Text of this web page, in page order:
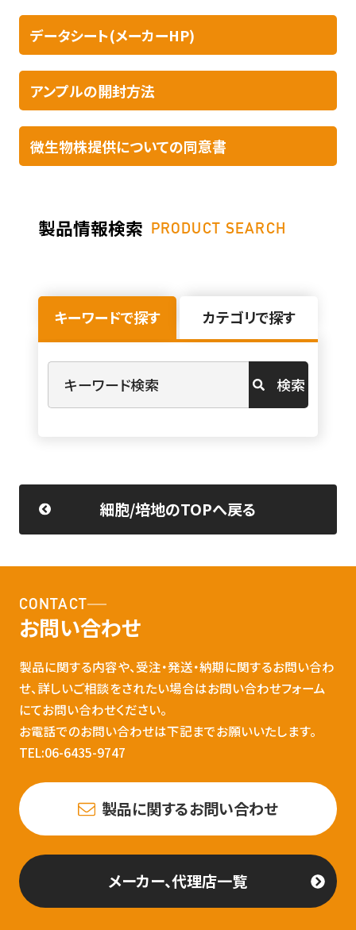
データシート(メーカーHP)
アンプルの開封方法​
微生物株提供についての同意書
製品情報検索 PRODUCT SEARCH
キーワードで探す カテゴリで探す
検索
細胞/培地のTOPへ戻る
CONTACT
お問い合わせ
製品に関する内容や、受注・発送・納期に関するお問い合わ
せ、詳しいご相談をされたい場合はお問い合わせフォーム
にてお問い合わせください。
お電話でのお問い合わせは下記までお願いいたします。
TEL:06-6435-9747
製品に関するお問い合わせ
メーカー、代理店一覧